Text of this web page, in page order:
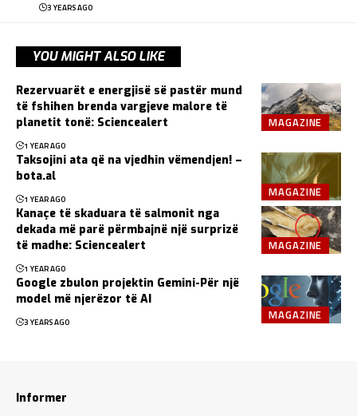
3 YEARS AGO
YOU MIGHT ALSO LIKE
MAGAZINE
Rezervuarët e energjisë së pastër mund
të fshihen brenda vargjeve malore të
planetit tonë: Sciencealert
1 YEAR AGO
MAGAZINE
Taksojini ata që na vjedhin vëmendjen! –
bota.al
1 YEAR AGO
MAGAZINE
Kanaçe të skaduara të salmonit nga
dekada më parë përmbajnë një surprizë
të madhe: Sciencealert
1 YEAR AGO
MAGAZINE
Google zbulon projektin Gemini-Për një
model më njerëzor të AI
3 YEARS AGO
Informer